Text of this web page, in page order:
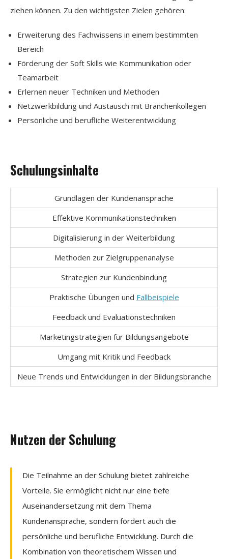
ziehen können. Zu den wichtigsten Zielen gehören:
Erweiterung des Fachwissens in einem bestimmten
Bereich
Förderung der Soft Skills wie Kommunikation oder
Teamarbeit
Erlernen neuer Techniken und Methoden
Netzwerkbildung und Austausch mit Branchenkollegen
Persönliche und berufliche Weiterentwicklung
Schulungsinhalte
Grundlagen der Kundenansprache
Effektive Kommunikationstechniken
Digitalisierung in der Weiterbildung
Methoden zur Zielgruppenanalyse
Strategien zur Kundenbindung
Praktische Übungen und Fallbeispiele
Feedback und Evaluationstechniken
Marketingstrategien für Bildungsangebote
Umgang mit Kritik und Feedback
Neue Trends und Entwicklungen in der Bildungsbranche
Nutzen der Schulung
Die Teilnahme an der Schulung bietet zahlreiche
Vorteile. Sie ermöglicht nicht nur eine tiefe
Auseinandersetzung mit dem Thema
Kundenansprache, sondern fördert auch die
persönliche und berufliche Entwicklung. Durch die
Kombination von theoretischem Wissen und